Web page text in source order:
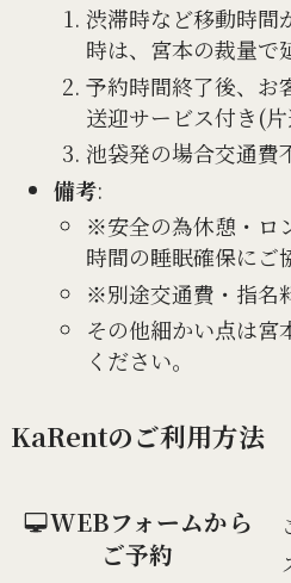
渋滞時など移動時間
時は、宮本の裁量で
予約時間終了後、お
送迎サービス付き(
池袋発の場合交通費
備考:
※安全の為休憩・ロ
時間の睡眠確保にご
※別途交通費・指名
その他細かい点は宮
ください。
KaRentのご利用方法
WEBフォームから
ご予約